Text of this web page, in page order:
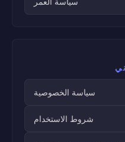
سياسة الخصوصية
شروط الاستخدام